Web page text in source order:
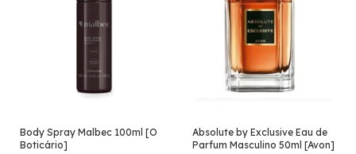
Body Spray Malbec 100ml [O
Boticário]
Absolute by Exclusive Eau de
Parfum Masculino 50ml [Avon]